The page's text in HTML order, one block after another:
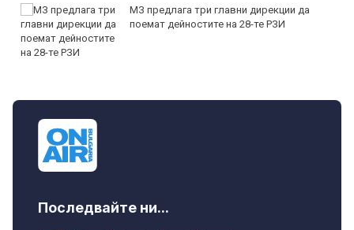
МЗ предлага три главни дирекции да
поемат дейностите на 28-те РЗИ
Последвайте ни...